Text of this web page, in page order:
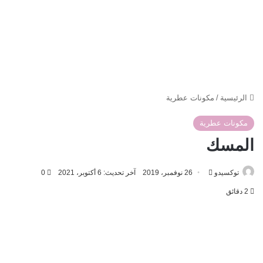
الرئيسية / مكونات عطرية
مكونات عطرية
المسك
توكسيدو
أرسل 26 نوفمبر، 2019 آخر تحديث: 6 أكتوبر، 2021 0